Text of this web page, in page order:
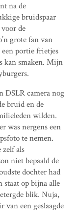
na de
bruidspaar
de
grote fan van
portie frietjes
kan smaken. Mijn
DSLR camera nog
bruid en de
wilden.
was nergens een
te nemen.
zelf als
niet bepaald de
dochter had
staat op bijna alle
blik. Nuja,
van een geslaagde